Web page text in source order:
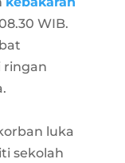
WIB.
ringan
luka
sekolah